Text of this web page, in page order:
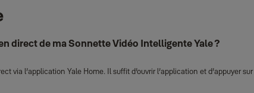
direct de ma Sonnette Vidéo Intelligente Yale ?
via l’application Yale Home. Il suffit d’ouvrir l’application et